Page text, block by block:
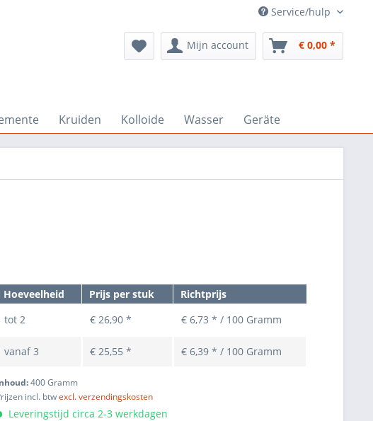
Service/hulp
Mijn account € 0,00 *
Kruiden Kolloide Wasser Geräte
Hoeveelheid Prijs per stuk
Richtprijs
tot2 € 26,90 * € 6,73 * / 100 Gramm
vanaf3 € 25,55 * € 6,39 * / 100 Gramm
400 Gramm
incl. btwexcl. verzendingskosten
Leveringstijd circa 2-3 werkdagen